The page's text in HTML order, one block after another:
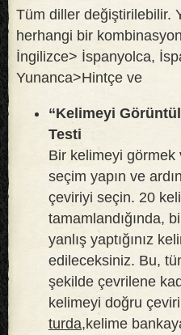
Tüm diller değiştirilebilir.
herhangi bir
İngilizce> İspanyolca,
Yunanca>Hintçe ve
“Kelimeyi
Testi
Bir kelimeyi görmek
seçim yapın ve
çeviriyi seçin. 20
tamamlandığında,
yanlış yaptığınız
edileceksiniz. Bu,
şekilde çevrilene
kelimeyi doğru
turda,kelime